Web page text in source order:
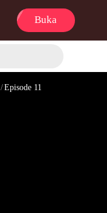
Buka
/Episode 11